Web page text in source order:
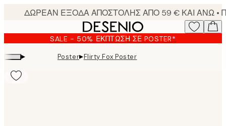
content.
SALE - 50% ΈΚΠΤΩΣΗ ΣΕ POSTER*
▸ Poster▸Flirty Fox Poster